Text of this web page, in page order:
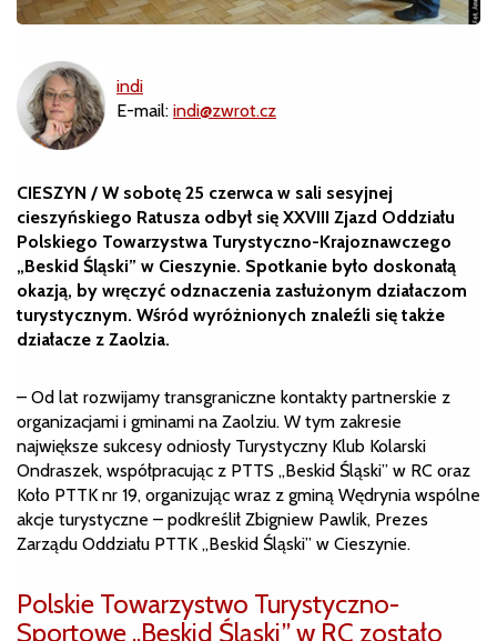
indi
E-mail: indi@zwrot.cz
CIESZYN / W sobotę 25 czerwca w sali sesyjnej
cieszyńskiego Ratusza odbył się XXVIII Zjazd Oddziału
Polskiego Towarzystwa Turystyczno-Krajoznawczego
„Beskid Śląski” w Cieszynie. Spotkanie było doskonałą
okazją, by wręczyć odznaczenia zasłużonym działaczom
turystycznym. Wśród wyróżnionych znaleźli się także
działacze z Zaolzia.
– Od lat rozwijamy transgraniczne kontakty partnerskie z
organizacjami i gminami na Zaolziu. W tym zakresie
największe sukcesy odniosły Turystyczny Klub Kolarski
Ondraszek, współpracując z PTTS „Beskid Śląski” w RC oraz
Koło PTTK nr 19, organizując wraz z gminą Wędrynia wspólne
akcje turystyczne – podkreślił Zbigniew Pawlik, Prezes
Zarządu Oddziału PTTK „Beskid Śląski” w Cieszynie.
Polskie Towarzystwo Turystyczno-
Sportowe „Beskid Śląski” w RC zostało